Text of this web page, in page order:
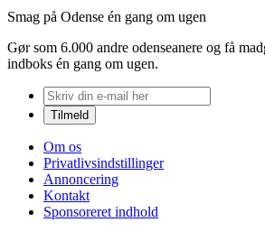
Smag på Odense én gang om ugen
Gør som 6.000 andre odenseanere og få
indboks én gang om ugen.
Om os
Privatlivsindstillinger
Annoncering
Kontakt
Sponsoreret indhold